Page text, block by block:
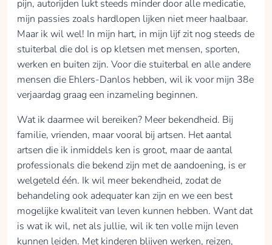
pijn, autorijden lukt steeds minder door alle medicatie,
mijn passies zoals hardlopen lijken niet meer haalbaar.
Maar ik wil wel! In mijn hart, in mijn lijf zit nog steeds de
stuiterbal die dol is op kletsen met mensen, sporten,
werken en buiten zijn. Voor die stuiterbal en alle andere
mensen die Ehlers-Danlos hebben, wil ik voor mijn 38e
verjaardag graag een inzameling beginnen.
Wat ik daarmee wil bereiken? Meer bekendheid. Bij
familie, vrienden, maar vooral bij artsen. Het aantal
artsen die ik inmiddels ken is groot, maar de aantal
professionals die bekend zijn met de aandoening, is er
welgeteld één. Ik wil meer bekendheid, zodat de
behandeling ook adequater kan zijn en we een best
mogelijke kwaliteit van leven kunnen hebben. Want dat
is wat ik wil, net als jullie, wil ik ten volle mijn leven
kunnen leiden. Met kinderen blijven werken, reizen,